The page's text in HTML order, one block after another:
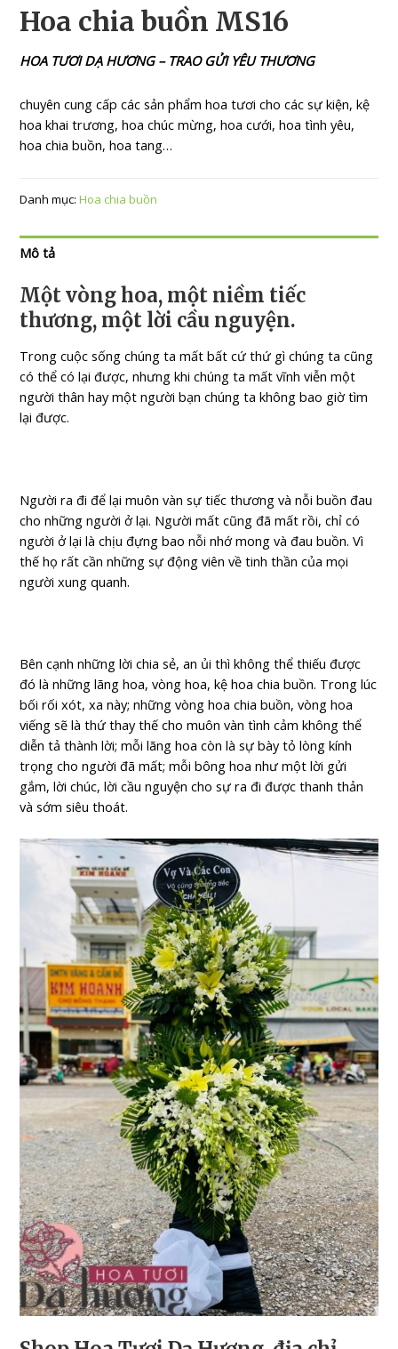
Hoa chia buồn MS16
HOA TƯƠI DẠ HƯƠNG – TRAO GỬI YÊU THƯƠNG
chuyên cung cấp các sản phẩm hoa tươi cho các sự kiện, kệ
hoa khai trương, hoa chúc mừng, hoa cưới, hoa tình yêu,
hoa chia buồn, hoa tang…
Danh mục:Hoa chia buồn
Mô tả
Một vòng hoa, một niềm tiếc
thương, một lời cầu nguyện.
Trong cuộc sống chúng ta mất bất cứ thứ gì chúng ta cũng
có thể có lại được, nhưng khi chúng ta mất vĩnh viễn một
người thân hay một người bạn chúng ta không bao giờ tìm
lại được.
Người ra đi để lại muôn vàn sự tiếc thương và nỗi buồn đau
cho những người ở lại. Người mất cũng đã mất rồi, chỉ có
người ở lại là chịu đựng bao nỗi nhớ mong và đau buồn. Vì
thế họ rất cần những sự động viên về tinh thần của mọi
người xung quanh.
Bên cạnh những lời chia sẻ, an ủi thì không thể thiếu được
đó là những lãng hoa, vòng hoa, kệ hoa chia buồn. Trong lúc
bối rối xót, xa này; những vòng hoa chia buồn, vòng hoa
viếng sẽ là thứ thay thế cho muôn vàn tình cảm không thể
diễn tả thành lời; mỗi lãng hoa còn là sự bày tỏ lòng kính
trọng cho người đã mất; mỗi bông hoa như một lời gửi
gắm, lời chúc, lời cầu nguyện cho sự ra đi được thanh thản
và sớm siêu thoát.